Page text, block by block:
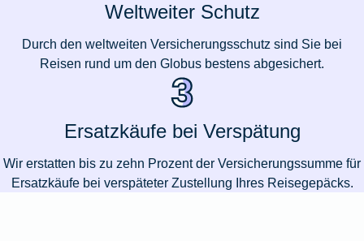
Weltweiter Schutz
Durch den weltweiten Versicherungsschutz sind Sie bei
Reisen rund um den Globus bestens abgesichert.
Ersatzkäufe bei Verspätung
Wir erstatten bis zu zehn Prozent der Versicherungssumme für
Ersatzkäufe bei verspäteter Zustellung Ihres Reisegepäcks.